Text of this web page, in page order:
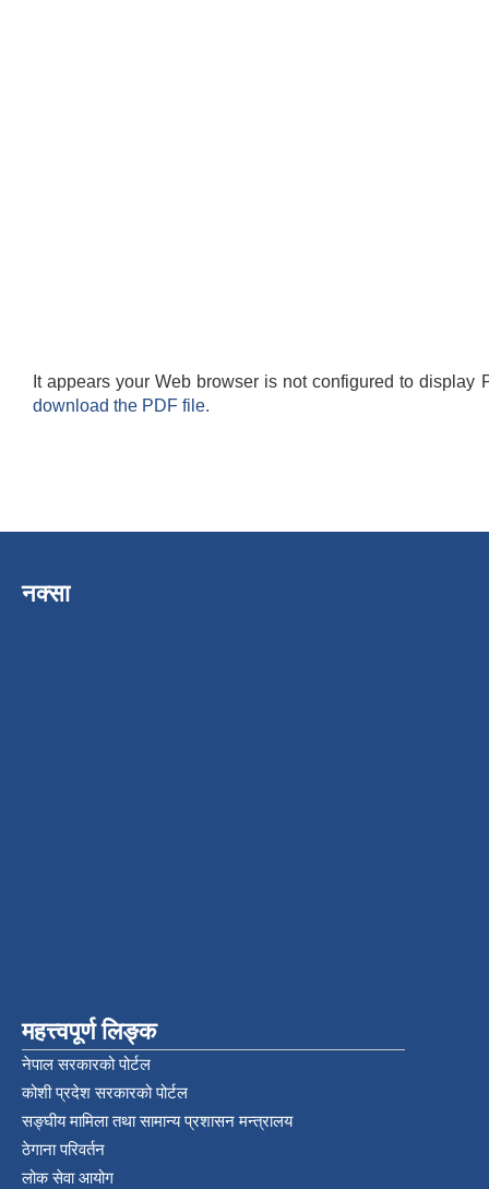
It appears your Web browser is not configured to display
download the PDF file.
नक्सा
महत्त्वपूर्ण लिङ्क
नेपाल सरकारको पोर्टल
कोशी प्रदेश सरकारको पोर्टल
सङ्‍घीय मामिला तथा सामान्य प्रशासन मन्त्रालय
ठेगाना परिवर्तन
लोक सेवा आयोग